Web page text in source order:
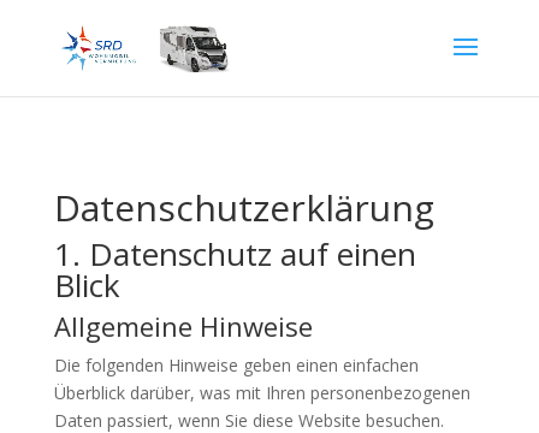
Datenschutz­erklärung
1. Datenschutz auf einen
Blick
Allgemeine Hinweise
Die folgenden Hinweise geben einen einfachen
Überblick darüber, was mit Ihren personenbezogenen
Daten passiert, wenn Sie diese Website besuchen.